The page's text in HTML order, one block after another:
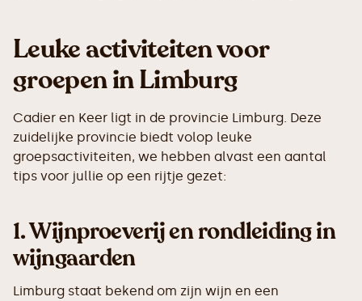
Leuke activiteiten voor
groepen in Limburg
Cadier en Keer ligt in de provincie Limburg. Deze
zuidelijke provincie biedt volop leuke
groepsactiviteiten, we hebben alvast een aantal
tips voor jullie op een rijtje gezet:
1.Wijnproeverij en rondleiding in
wijngaarden
Limburg staat bekend om zijn wijn en een